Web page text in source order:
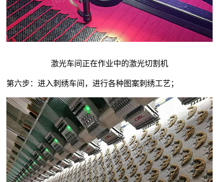
激光车间正在作业中的激光切割机
第六步：进入刺绣车间，进行各种图案刺绣工艺；